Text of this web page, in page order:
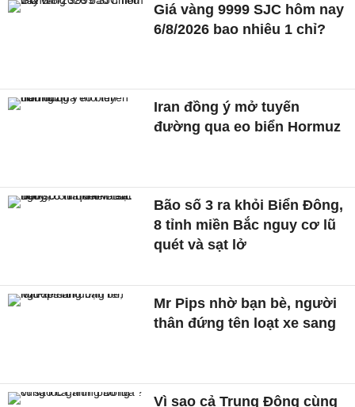
Giá vàng 9999 SJC hôm nay
6/8/2026 bao nhiêu 1 chỉ?
Iran đồng ý mở tuyến
đường qua eo biển Hormuz
Bão số 3 ra khỏi Biển Đông,
8 tỉnh miền Bắc nguy cơ lũ
quét và sạt lở
Mr Pips nhờ bạn bè, người
thân đứng tên loạt xe sang
Vì sao cả Trung Đông cùng